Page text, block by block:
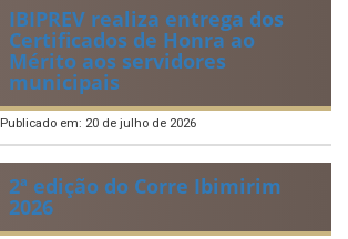
IBIPREV realiza entrega dos
Certificados de Honra ao
Mérito aos servidores
municipais
Publicado em: 20 de julho de 2026
2ª edição do Corre Ibimirim
2026